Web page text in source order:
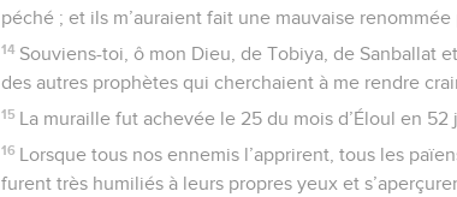
péché ; et ils m’auraient fait une mauvaise renommée
14 Souviens-toi, ô mon Dieu, de Tobiya, de Sanballat
des autres prophètes qui cherchaient à me rendre
15 La muraille fut achevée le 25 du mois d’Éloul en 52
16 Lorsque tous nos ennemis l’apprirent, tous les
furent très humiliés à leurs propres yeux et